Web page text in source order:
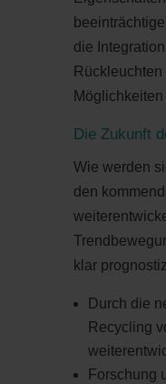
die
Die Zukunft
Wie werden
den
klar
Durch die
Recycling
Forschung